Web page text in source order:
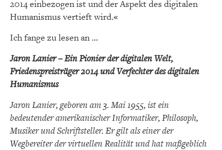
2014 einbezogen ist und der Aspekt des digitalen
Humanismus vertieft wird.«
Ich fange zu lesen an …
Jaron Lanier – Ein Pionier der digitalen Welt,
Friedenspreisträger 2014 und Verfechter des digitalen
Humanismus
Jaron Lanier, geboren am 3. Mai 1955, ist ein
bedeutender amerikanischer Informatiker, Philosoph,
Musiker und Schriftsteller. Er gilt als einer der
Wegbereiter der virtuellen Realität und hat maßgeblich